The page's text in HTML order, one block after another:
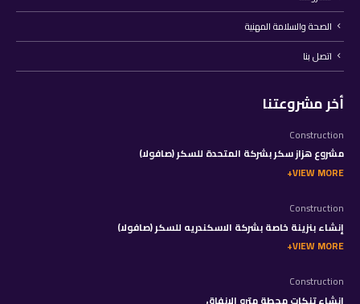
الصحة والسلامة المهنية
اتصل بنا
أخر مشروعتنا
Construction
مشروع هزاز سكر بشركة المتحدة للسكر (صافولا)
VIEW MORE
Construction
إنشاء بنزينة خاصة بشركة الاسكندريه للسكر (صافولا)
VIEW MORE
Construction